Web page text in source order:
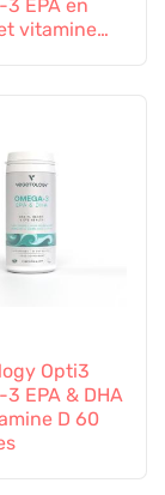
3 EPA en
vitamine
Opti3
3 EPA & DHA
D 60